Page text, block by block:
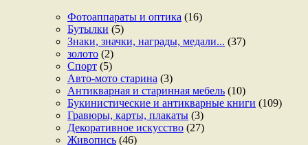
Фотоаппараты и оптика (16)
Бутылки (5)
Знаки, значки, награды, медали... (37)
золото (2)
Спорт (5)
Авто-мото старина (3)
Антикварная и старинная мебель (10)
Букинистические и антикварные книги (109)
Гравюры, карты, плакаты (3)
Декоративное искусство (27)
Живопись (46)